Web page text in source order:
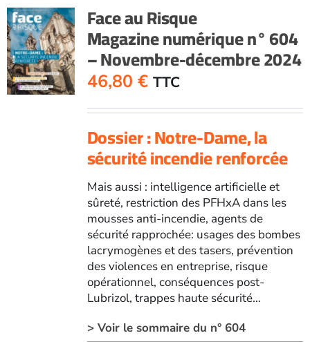
Face au Risque
Magazine numérique n° 604
– Novembre-décembre 2024
46,80 € TTC
Dossier : Notre-Dame, la
sécurité incendie renforcée
Mais aussi : intelligence artificielle et
sûreté, restriction des PFHxA dans les
mousses anti-incendie, agents de
sécurité rapprochée: usages des bombes
lacrymogènes et des tasers, prévention
des violences en entreprise, risque
opérationnel, conséquences post-
Lubrizol, trappes haute sécurité…
> Voir le sommaire du n° 604